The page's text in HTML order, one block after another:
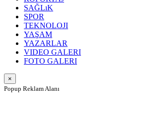
SAĞLıK
SPOR
TEKNOLOJI
YAŞAM
YAZARLAR
VIDEO GALERI
FOTO GALERI
×
Popup Reklam Alanı